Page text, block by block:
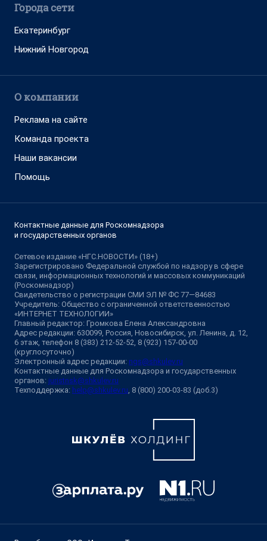
Города сети
Екатеринбург
Нижний Новгород
О компании
Реклама на сайте
Команда проекта
Наши вакансии
Помощь
Контактные данные для Роскомнадзора
и государственных органов
Сетевое издание «НГС.НОВОСТИ» (18+)
Зарегистрировано Федеральной службой по надзору в сфере
связи, информационных технологий и массовых коммуникаций
(Роскомнадзор)
Свидетельство о регистрации СМИ ЭЛ № ФС 77—84683
Учредитель: Общество с ограниченной ответственностью
«ИНТЕРНЕТ ТЕХНОЛОГИИ»
Главный редактор: Громкова Елена Александровна
Адрес редакции: 630099, Россия, Новосибирск, ул. Ленина, д. 12,
6 этаж, телефон 8 (383) 212-52-52, 8 (923) 157-00-00
(круглосуточно)
Электронный адрес редакции: ngs@shkulev.ru
Контактные данные для Роскомнадзора и государственных
органов: juristnsk@shkulev.ru
Техподдержка: help@shkulev.ru, 8 (800) 200-03-83 (доб.3)